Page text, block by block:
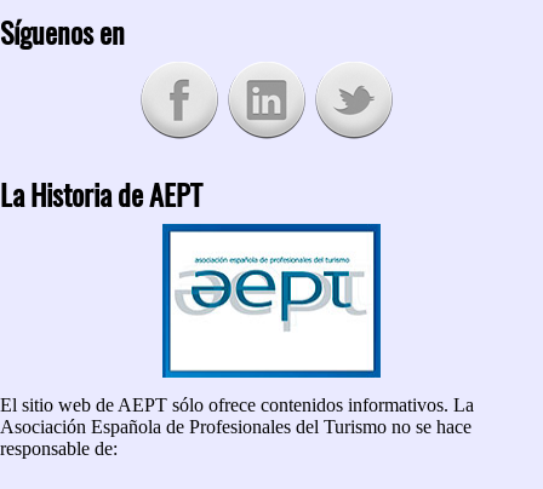
Síguenos en
La Historia de AEPT
El sitio web de AEPT sólo ofrece contenidos informativos. La
Asociación Española de Profesionales del Turismo no se hace
responsable de: